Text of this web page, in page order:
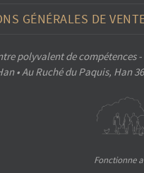
GÉNÉRALES DE
polyvalent de compétences
• Au Ruché du Paquis, Han
Fonctionne